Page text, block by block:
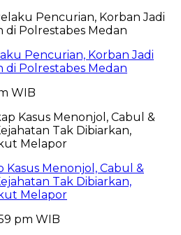
Pencurian, Korban Jadi
di Polrestabes Medan
WIB
Menonjol, Cabul &
Tak Dibiarkan,
Melapor
pm WIB